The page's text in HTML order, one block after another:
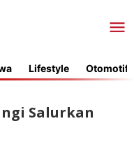
Lifestyle Otomotif
Salurkan